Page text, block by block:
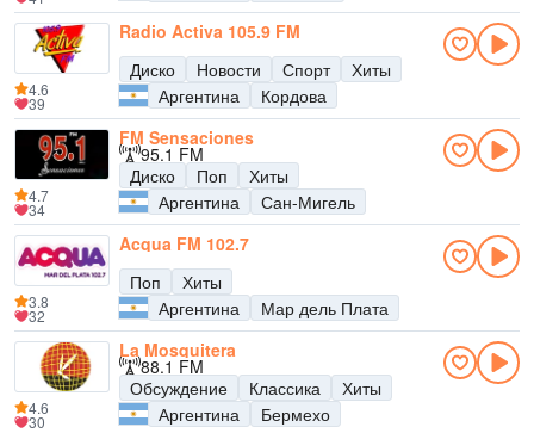
Radio Activa 105.9 FM
Диско
Новости Спорт
Хиты
Аргентина
Кордова
4.6
39
FM Sensaciones
95.1 FM
Диско
Поп
Хиты
Аргентина
Сан-Мигель
4.7
34
Acqua FM 102.7
Поп
Хиты
Аргентина
Мар дель Плата
3.8
32
La Mosquitera
88.1 FM
Обсуждение
Классика
Хиты
Аргентина
Бермехо
4.6
30